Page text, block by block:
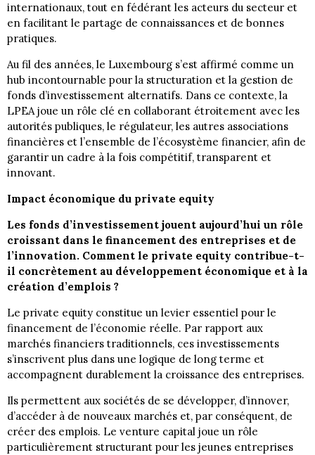
internationaux, tout en fédérant les acteurs du secteur et
en facilitant le partage de connaissances et de bonnes
pratiques.
Au fil des années, le Luxembourg s’est affirmé comme un
hub incontournable pour la structuration et la gestion de
fonds d’investissement alternatifs. Dans ce contexte, la
LPEA joue un rôle clé en collaborant étroitement avec les
autorités publiques, le régulateur, les autres associations
financières et l’ensemble de l’écosystème financier, afin de
garantir un cadre à la fois compétitif, transparent et
innovant.
Impact économique du private equity
Les fonds d’investissement jouent aujourd’hui un rôle
croissant dans le financement des entreprises et de
l’innovation. Comment le private equity contribue-t-
il concrètement au développement économique et à la
création d’emplois ?
Le private equity constitue un levier essentiel pour le
financement de l’économie réelle. Par rapport aux
marchés financiers traditionnels, ces investissements
s’inscrivent plus dans une logique de long terme et
accompagnent durablement la croissance des entreprises.
Ils permettent aux sociétés de se développer, d’innover,
d’accéder à de nouveaux marchés et, par conséquent, de
créer des emplois. Le venture capital joue un rôle
particulièrement structurant pour les jeunes entreprises